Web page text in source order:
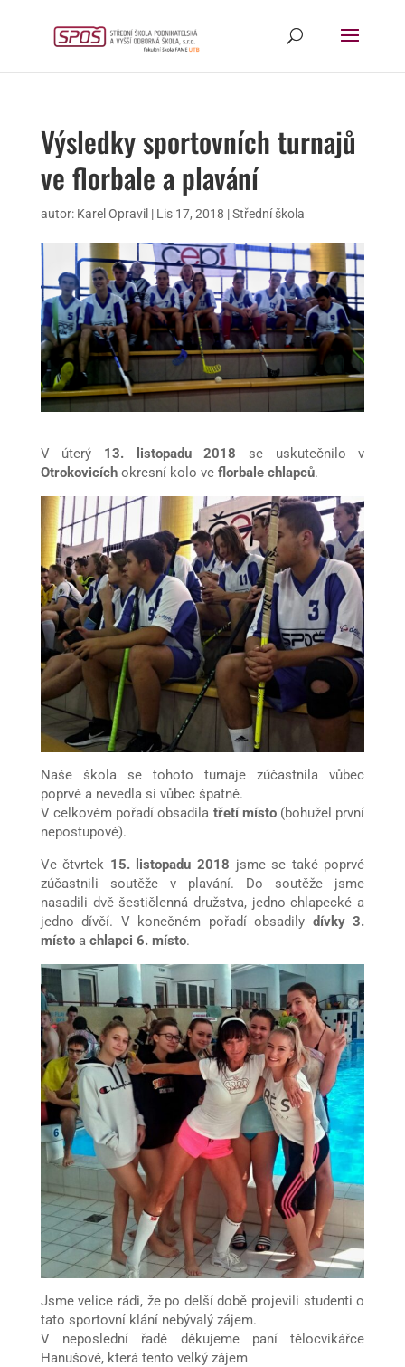
Výsledky sportovních turnajů
ve florbale a plavání
autor: Karel Opravil | Lis 17, 2018 |Střední škola
V úterý 13. listopadu 2018 se uskutečnilo v
Otrokovicíchokresní kolo veflorbale chlapců.
Naše škola se tohoto turnaje zúčastnila vůbec
poprvé a nevedla si vůbec špatně.
V celkovém pořadí obsadila třetí místo(bohužel první
nepostupové).
Ve čtvrtek 15. listopadu 2018 jsme se také poprvé
zúčastnili soutěže v plavání. Do soutěže jsme
nasadili dvě šestičlenná družstva, jedno chlapecké a
jedno dívčí. V konečném pořadí obsadily dívky 3.
místoa chlapci 6. místo.
Jsme velice rádi, že po delší době projevili studenti o
tato sportovní klání nebývalý zájem.
V neposlední řadě děkujeme paní tělocvikářce
Hanušové, která tento velký zájem